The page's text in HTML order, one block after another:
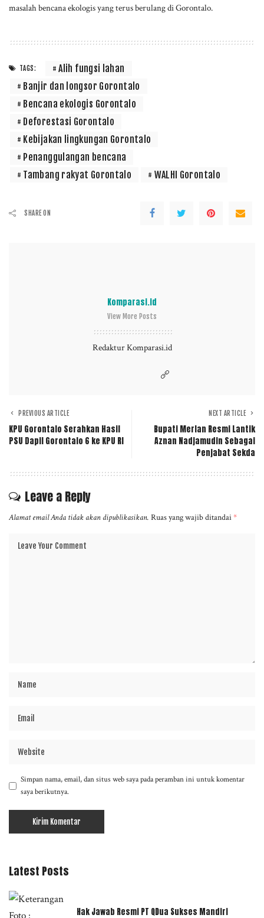
masalah bencana ekologis yang terus berulang di Gorontalo.
TAGS:
Alih fungsi lahan
Banjir dan longsor Gorontalo
Bencana ekologis Gorontalo
Deforestasi Gorontalo
Kebijakan lingkungan Gorontalo
Penanggulangan bencana
Tambang rakyat Gorontalo
WALHI Gorontalo
SHARE ON
Komparasi.id
View More Posts
Redaktur Komparasi.id
PREVIOUS ARTICLE
KPU Gorontalo Serahkan Hasil
PSU Dapil Gorontalo 6 ke KPU RI
NEXT ARTICLE
Bupati Merlan Resmi Lantik
Aznan Nadjamudin Sebagai
Penjabat Sekda
Leave a Reply
Alamat email Anda tidak akan dipublikasikan. Ruas yang wajib ditandai*
Simpan nama, email, dan situs web saya pada peramban ini untuk komentar
saya berikutnya.
Latest Posts
Hak Jawab Resmi PT QDua Sukses Mandiri